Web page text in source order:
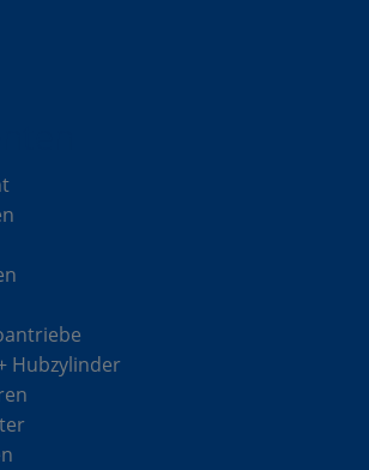
Hubzylinder